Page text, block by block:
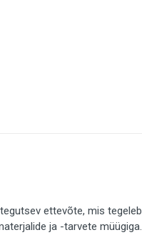
ettevõte, mis tegeleb
ja -tarvete müügiga.